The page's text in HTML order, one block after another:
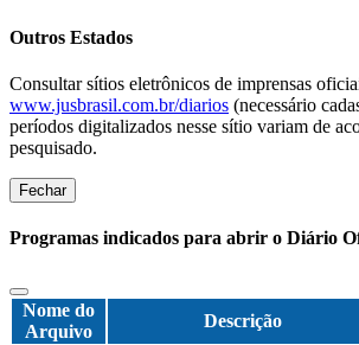
Outros Estados
Consultar sítios eletrônicos de imprensas
www.jusbrasil.com.br/diarios (necessário
períodos digitalizados nesse sítio variam de
pesquisado.
Fechar
Programas indicados para abrir o Diário
Nome do
Arquivo
Descrição